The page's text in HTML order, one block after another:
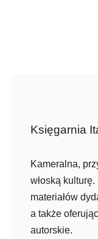
Księgarnia
Kameralna,
włoską
materiałów
a także
autorskie.